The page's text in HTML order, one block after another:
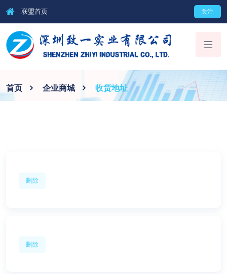
关注
联盟首页
首页 企业商城 收货地址
删除
删除